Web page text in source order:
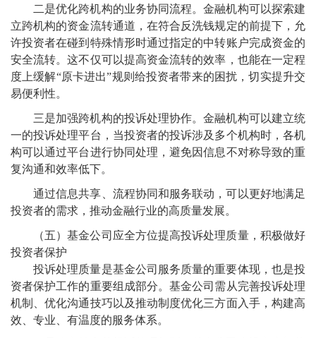
二是优化跨机构的业务协同流程。金融机构可以探索建
立跨机构的资金流转通道，在符合反洗钱规定的前提下，允
许投资者在碰到特殊情形时通过指定的中转账户完成资金的
安全流转。这不仅可以提高资金流转的效率，也能在一定程
度上缓解“原卡进出”规则给投资者带来的困扰，切实提升交
易便利性。
三是加强跨机构的投诉处理协作。金融机构可以建立统
一的投诉处理平台，当投资者的投诉涉及多个机构时，各机
构可以通过平台进行协同处理，避免因信息不对称导致的重
复沟通和效率低下。
通过信息共享、流程协同和服务联动，可以更好地满足
投资者的需求，推动金融行业的高质量发展。
（五）基金公司应全方位提高投诉处理质量，积极做好
投资者保护
投诉处理质量是基金公司服务质量的重要体现，也是投
资者保护工作的重要组成部分。基金公司需从完善投诉处理
机制、优化沟通技巧以及推动制度优化三方面入手，构建高
效、专业、有温度的服务体系。